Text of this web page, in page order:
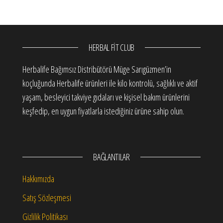
HERBAL FIT CLUB
Herbalife Bağımsız Distribütörü Müge Sarıgüzmen’in
koçluğunda Herbalife ürünleri ile kilo kontrolü, sağlıklı ve aktif
yaşam, besleyici takviye gıdaları ve kişisel bakım ürünlerini
keşfedip, en uygun fiyatlarla istediğiniz ürüne sahip olun.
BAĞLANTILAR
Hakkımızda
Satış Sözleşmesi
Gizlilik Politikası